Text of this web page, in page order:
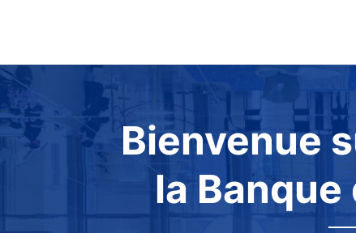
Bienvenue
la Banque